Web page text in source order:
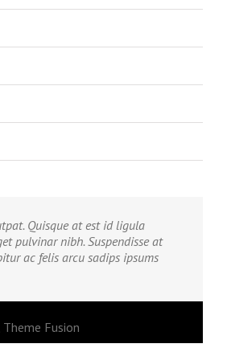
Quisque at est id ligula
pulvinar nibh. Suspendisse at
ac felis arcu sadips ipsums
Theme Fusion